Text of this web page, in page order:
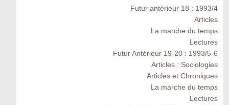
Futur antérieur 18 : 1993/4
Articles
La marche du temps
Lectures
Futur Antérieur 19-20 : 1993/5-6
Articles : Sociologies
Articles et Chroniques
La marche du temps
Lectures